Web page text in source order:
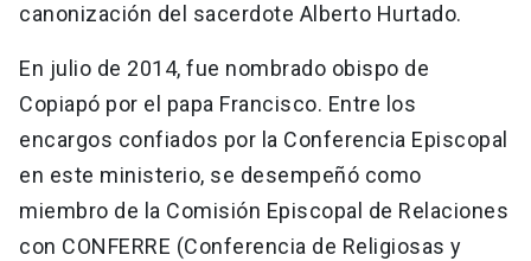
canonización del sacerdote Alberto Hurtado.
En julio de 2014, fue nombrado obispo de
Copiapó por el papa Francisco. Entre los
encargos confiados por la Conferencia Episcopal
en este ministerio, se desempeñó como
miembro de la Comisión Episcopal de Relaciones
con CONFERRE (Conferencia de Religiosas y